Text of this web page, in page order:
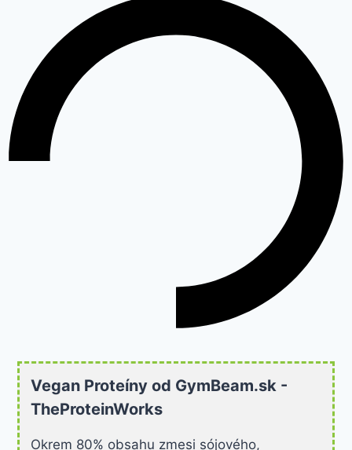
Vegan Proteíny od GymBeam.sk -
TheProteinWorks
Okrem 80% obsahu zmesi sójového,